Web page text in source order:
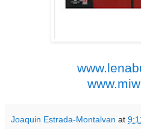
Joaquin Estrada-Montalvan at